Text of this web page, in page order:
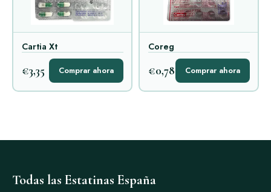
Cartia Xt
€3,35 Comprar ahora
Coreg
€0,78 Comprar ahora
Todas las Estatinas España